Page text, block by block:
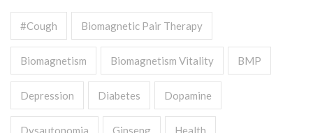
#cough Biomagnetic Pair Therapy
Biomagnetism Biomagnetism Vitality BMP
Depression Diabetes Dopamine
Dysautonomia Ginseng Health